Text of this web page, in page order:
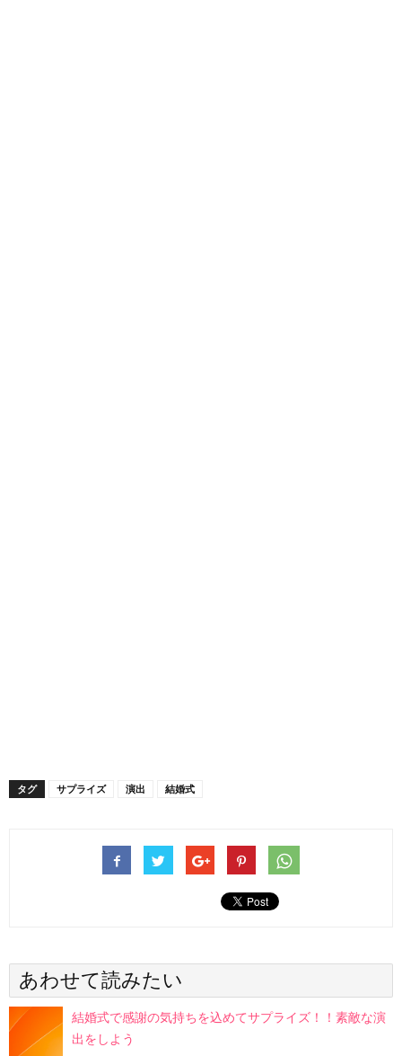
タグ サプライズ 演出 結婚式
あわせて読みたい
結婚式で感謝の気持ちを込めてサプライズ！！素敵な演
出をしよう